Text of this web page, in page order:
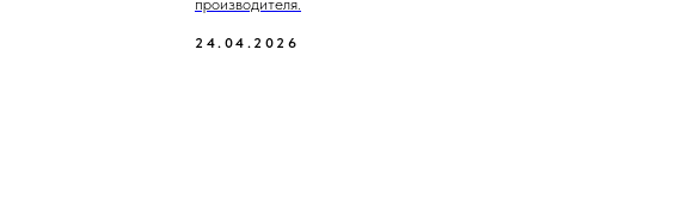
производителя.
24.04.2026